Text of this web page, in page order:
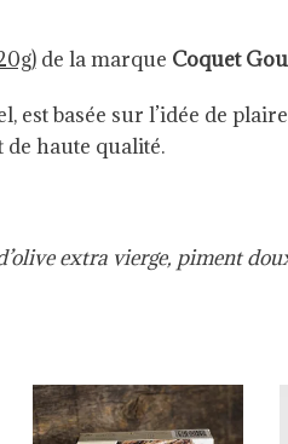
de la marque Coquet
est basée sur l’idée de
haute qualité.
extra vierge, piment